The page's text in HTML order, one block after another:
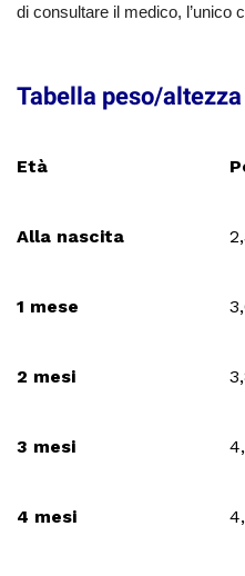
di consultare il medico, l’unico
Tabella peso/
Età
Alla nascita
1 mese
2 mesi
3 mesi
4 mesi